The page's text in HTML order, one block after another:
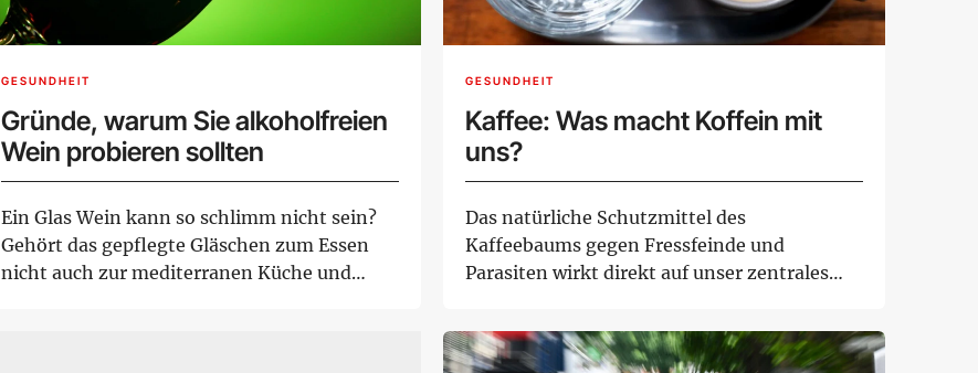
GESUNDHEIT
Gründe, warum Sie alkoholfreien
Wein probieren sollten
Ein Glas Wein kann so schlimm nicht sein?
Gehört das gepflegte Gläschen zum Essen
nicht auch zur mediterranen Küche und
GESUNDHEIT
Kaffee: Was macht Koffein mit
uns?
Das natürliche Schutzmittel des
Kaffeebaums gegen Fressfeinde und
Parasiten wirkt direkt auf unser zentrales